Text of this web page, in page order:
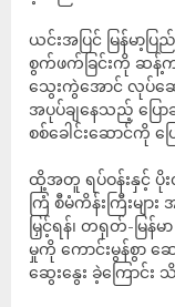
ယင်းအပြင် မြန်မာ့ပ
စွက်ဖက်ခြင်းကို ဆန့်
သွေးကွဲအောင် လုပ်ဆ
အပုပ်ချနေသည့် ပြေ
စစ်ခေါင်းဆောင်ကို
ထို့အတူ ရပ်ဝန်းနှင့် ပိုး
ကြံ စီမံကိန်းကြီးမျ
မြှင့်ရန်၊ တရုတ်-မြ
မှုကို ကောင်းမွန်စွာ
ဆွေးနွေး ခဲ့ကြောင်